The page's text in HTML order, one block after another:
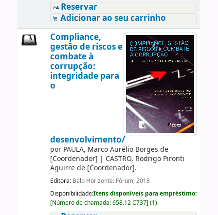
Reservar
Adicionar ao seu carrinho
Compliance,
gestão de riscos e
combate à
corrupção:
integridade para
o
desenvolvimento/
por PAULA, Marco Aurélio Borges de
[Coordenador] | CASTRO, Rodrigo Pironti
Aguirre de[Coordenador].
Editora: Belo Horizonte: Fórum, 2018
Disponibilidade:Itens disponíveis para empréstimo:
[Número de chamada:658.12 C737] (1).